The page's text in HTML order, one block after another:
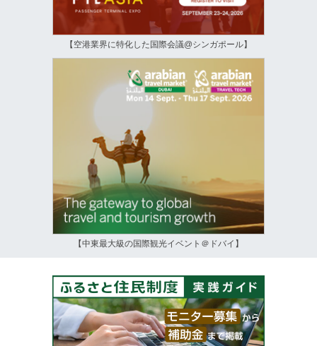
【空港業界に特化した国際会議@シンガポール】
【中東最大級の国際観光イベント＠ドバイ】